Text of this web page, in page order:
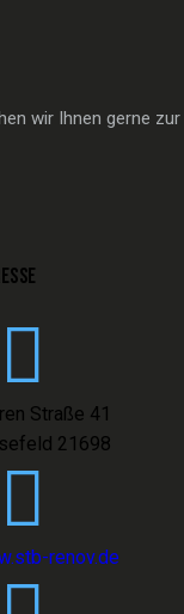
wir Ihnen gerne
Straße 41
21698
renov.de